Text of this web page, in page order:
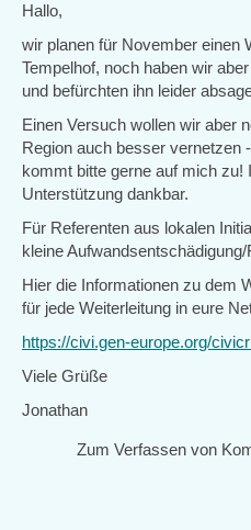
Hallo,
wir planen für November einen
Tempelhof, noch haben wir
und befürchten ihn leider
Einen Versuch wollen wir aber
Region auch besser vernetzen
kommt bitte gerne auf mich zu!
Unterstützung dankbar.
Für Referenten aus lokalen
kleine
Hier die Informationen zu dem
für jede Weiterleitung in eure
https://civi.gen-europe.org/
Viele Grüße
Jonathan
Zum Verfassen von